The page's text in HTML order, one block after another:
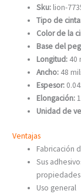
Sku: lion-
Tipo de
Color de la
Base del
Longitud: 40
Ancho: 48
Espesor:
Elongación:
Unidad de
Ventajas
Fabricación
Sus
Uso general